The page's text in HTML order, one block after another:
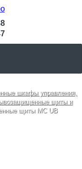
шкафы управления,
щиты и
щиты MC UB